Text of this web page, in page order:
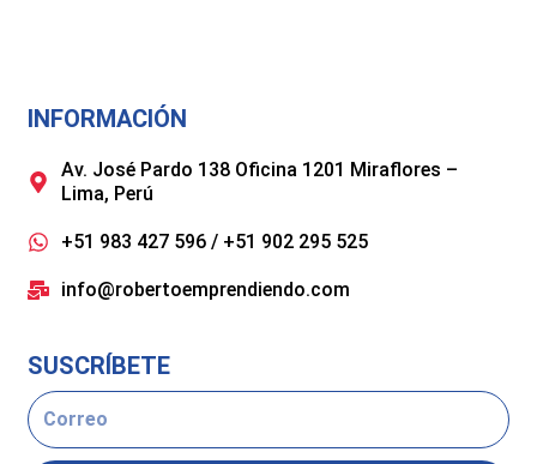
INFORMACIÓN
Av. José Pardo 138 Oficina 1201 Miraflores –
Lima, Perú
+51 983 427 596 / +51 902 295 525
info@robertoemprendiendo.com
SUSCRÍBETE
Email